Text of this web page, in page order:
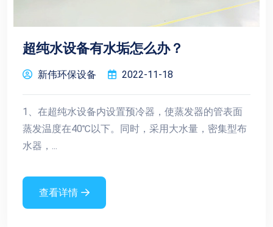
超纯水设备有水垢怎么办？
新伟环保设备 2022-11-18
1、在超纯水设备内设置预冷器，使蒸发器的管表面
蒸发温度在40℃以下。同时，采用大水量，密集型布
水器，...
查看详情